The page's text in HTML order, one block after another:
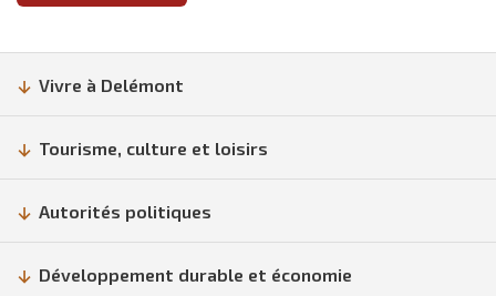
Vivre à Delémont
Tourisme, culture et loisirs
Autorités politiques
Développement durable et économie